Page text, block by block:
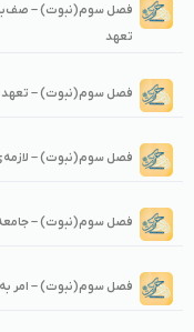
فصل سوم(نبوت) –
تعهد
فصل سوم(نبوت) –
فصل سوم(نبوت) –
فصل سوم(نبوت) – جامعه
فصل سوم(نبوت) – امر به